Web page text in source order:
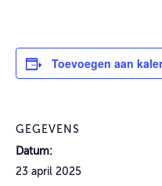
Toevoegen aan
GEGEVENS
Datum:
23 april 2025